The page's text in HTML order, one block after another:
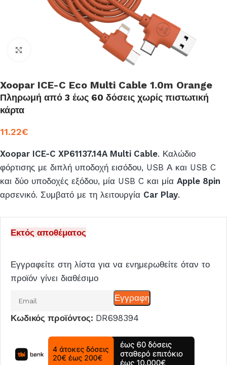
Xoopar ICE-C Eco Multi Cable 1.0m Orange
Πληρωμή από 3 έως 60 δόσεις χωρίς πιστωτική
κάρτα
11.22€
Xoopar ICE-C XP61137.14A Multi Cable. Καλώδιο
φόρτισης με διπλή υποδοχή εισόδου, USB Α και USB C
και δύο υποδοχές εξόδου, μία USB C και μία Apple 8pin
αρσενικό. Συμβατό με τη λειτουργία Car Play.
Εκτός αποθέματος
Εγγραφείτε στη λίστα για να ενημερωθείτε όταν το
προϊόν γίνει διαθέσιμο
email
για
να
Εγγραφη
Κωδικός προϊόντος: DR698394